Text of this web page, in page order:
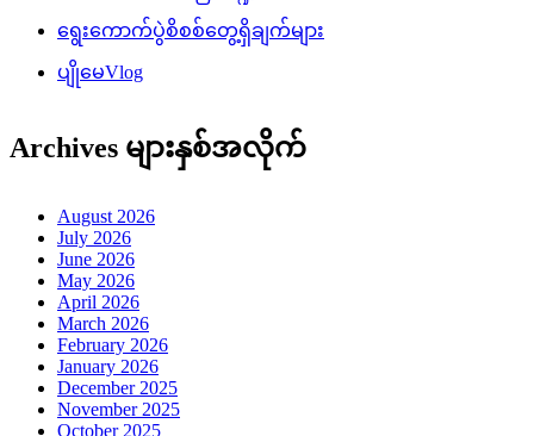
ရွေးကောက်ပွဲစိစစ်တွေ့ရှိချက်များ
ပျိုမေVlog
Archives များနှစ်အလိုက်
August 2026
July 2026
June 2026
May 2026
April 2026
March 2026
February 2026
January 2026
December 2025
November 2025
October 2025